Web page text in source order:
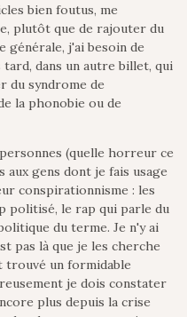
bien foutus, me
plutôt que de rajouter du
générale, j'ai besoin de
dans un autre billet, qui
du syndrome de
la phonobie ou de
(quelle horreur ce
gens dont je fais usage
conspirationnisme : les
politisé, le rap qui parle du
du terme. Je n'y ai
pas là que je les cherche
trouvé un formidable
je dois constater
plus depuis la crise